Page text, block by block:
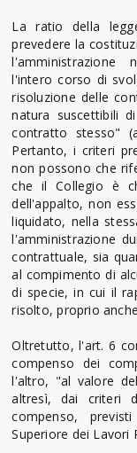
La ratio della
prevedere la
l'amministrazione
l'intero corso di
risoluzione delle
natura suscettibili
contratto stesso"
Pertanto, i criteri
non possono che
che il Collegio è
dell'appalto, non
liquidato, nella
l'amministrazione
contrattuale, sia
al compimento di
di specie, in cui il
risolto, proprio
Oltretutto, l'art. 6
compenso dei
l'altro, "al valore
altresì, dai criteri
compenso,
Superiore dei Lavori